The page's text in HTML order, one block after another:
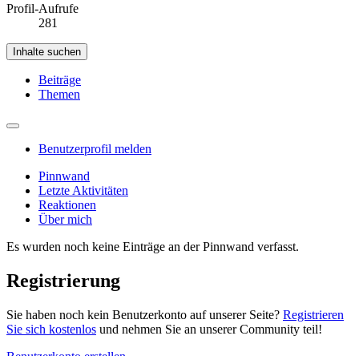
Profil-Aufrufe
281
Inhalte suchen
Beiträge
Themen
Benutzerprofil melden
Pinnwand
Letzte Aktivitäten
Reaktionen
Über mich
Es wurden noch keine Einträge an der Pinnwand verfasst.
Registrierung
Sie haben noch kein Benutzerkonto auf unserer Seite? Registrieren
Sie sich kostenlos und nehmen Sie an unserer Community teil!